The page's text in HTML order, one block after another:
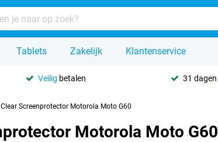
Tablets Zakelijk Klantenservice
Veilig betalen 31 dagen
Screenprotector Motorola Moto G60
Motorola Moto G60